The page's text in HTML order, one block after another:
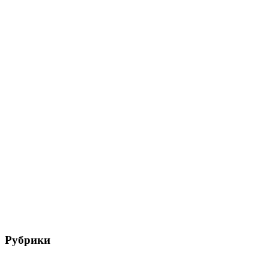
Рубрики